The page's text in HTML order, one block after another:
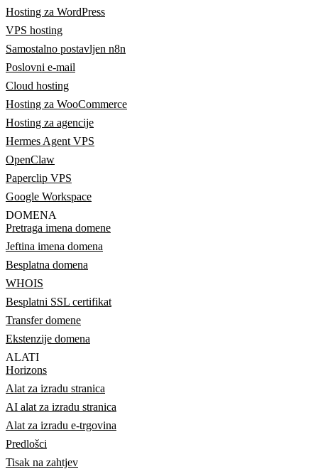
Hosting za WordPress
VPS hosting
Samostalno postavljen n8n
Poslovni e-mail
Cloud hosting
Hosting za WooCommerce
Hosting za agencije
Hermes Agent VPS
OpenClaw
Paperclip VPS
Google Workspace
DOMENA
Pretraga imena domene
Jeftina imena domena
Besplatna domena
WHOIS
Besplatni SSL certifikat
Transfer domene
Ekstenzije domena
ALATI
Horizons
Alat za izradu stranica
AI alat za izradu stranica
Alat za izradu e-trgovina
Predlošci
Tisak na zahtjev